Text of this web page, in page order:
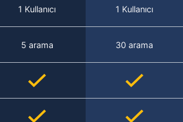
1 Kullanıcı 1 Kullanıcı
5 arama 30 arama